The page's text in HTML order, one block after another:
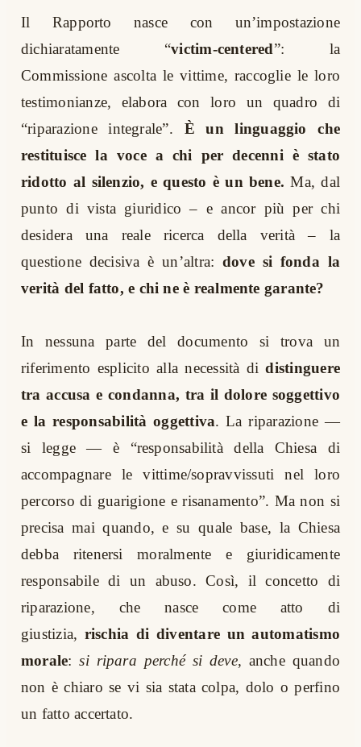
Il Rapporto nasce con un’impostazione
dichiaratamente “victim-centered”: la
Commissione ascolta le vittime, raccoglie le loro
testimonianze, elabora con loro un quadro di
“riparazione integrale”.
È un linguaggio che
restituisce la voce a chi per decenni è stato
ridotto al silenzio, e questo è un bene. Ma, dal
punto di vista giuridico – e ancor più per chi
desidera una reale ricerca della verità – la
questione decisiva è un’altra: dove si fonda la
verità del fatto, e chi ne è realmente garante?
In nessuna parte del documento si trova un
riferimento esplicito alla necessità di distinguere
tra accusa e condanna, tra il dolore soggettivo
e la responsabilità oggettiva. La riparazione —
si legge — è “responsabilità della Chiesa di
accompagnare le vittime/sopravvissuti nel loro
percorso di guarigione e risanamento”. Ma non si
precisa mai quando, e su quale base, la Chiesa
debba ritenersi moralmente e giuridicamente
responsabile di un abuso. Così, il concetto di
riparazione, che nasce come atto di
giustizia, rischia di diventare un automatismo
morale: si ripara perché si deve, anche quando
non è chiaro se vi sia stata colpa, dolo o perfino
un fatto accertato.